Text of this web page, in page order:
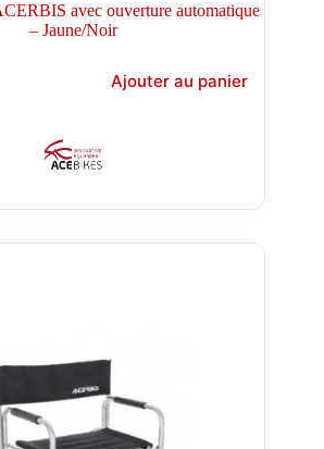
avec ouverture automatique
– Jaune/Noir
Ajouter au panier